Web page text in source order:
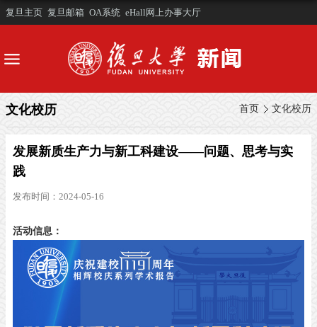
复旦主页 复旦邮箱 OA系统 eHall网上办事大厅
首页 文化校历
文化校历
发展新质生产力与新工科建设——问题、思考与实
践
发布时间：2024-05-16
活动信息：